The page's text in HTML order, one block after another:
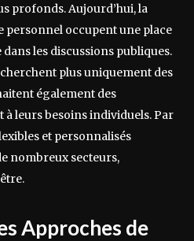
profonds. Aujourd’hui, la
personnel occupent une place
les discussions publiques.
plus uniquement des
également des
à leurs besoins individuels. Par
et personnalisés
nombreux secteurs,
Approches de